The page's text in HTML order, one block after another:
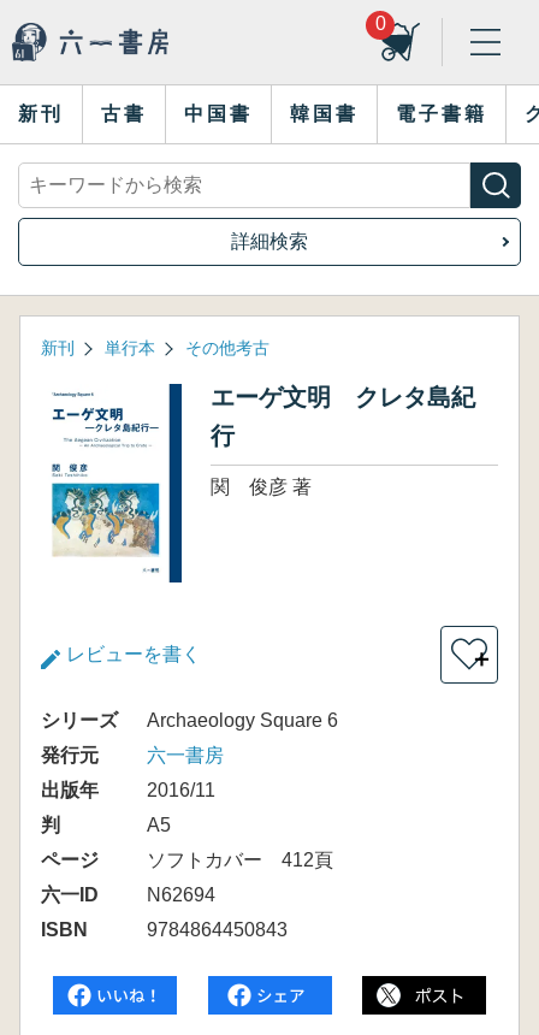
0
新刊 古書 中国書 韓国書 電子書籍
詳細検索
新刊 単行本 その他考古
エーゲ文明 クレタ島紀
行
関 俊彦 著
レビューを書く ＋
シリーズ
Archaeology Square 6
発行元
六一書房
出版年
2016/11
判
A5
ページ
ソフトカバー 412頁
六一ID
N62694
ISBN
9784864450843